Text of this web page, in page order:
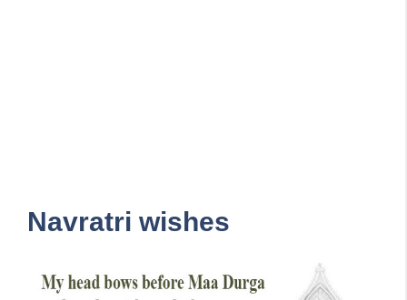
Navratri wishes